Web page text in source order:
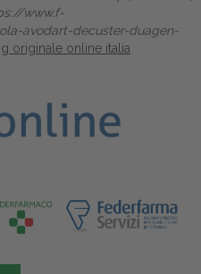
www.f-
avodart-decuster-duagen-
originale online italia